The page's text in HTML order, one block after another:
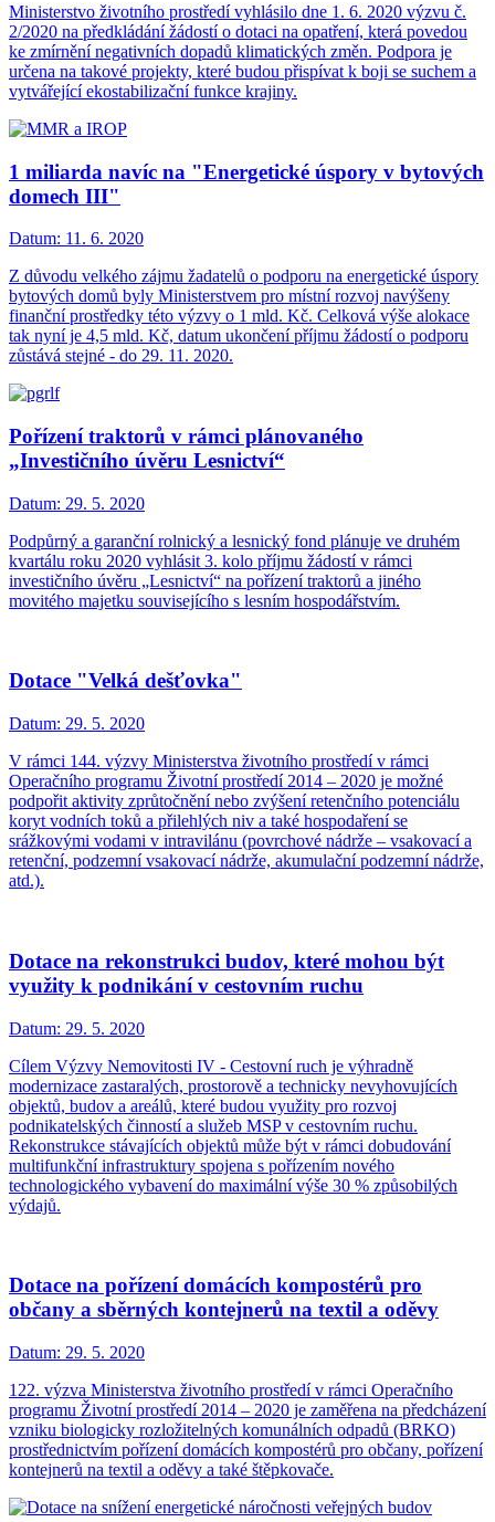
Ministerstvo životního prostředí vyhlásilo dne 1. 6. 2020 výzvu č.
2/2020 na předkládání žádostí o dotaci na opatření, která povedou
ke zmírnění negativních dopadů klimatických změn. Podpora je
určena na takové projekty, které budou přispívat k boji se suchem a
vytvářející ekostabilizační funkce krajiny.
1 miliarda navíc na "Energetické úspory v bytových
domech III"
Datum: 11. 6. 2020
Z důvodu velkého zájmu žadatelů o podporu na energetické úspory
bytových domů byly Ministerstvem pro místní rozvoj navýšeny
finanční prostředky této výzvy o 1 mld. Kč. Celková výše alokace
tak nyní je 4,5 mld. Kč, datum ukončení příjmu žádostí o podporu
zůstává stejné - do 29. 11. 2020.
Pořízení traktorů v rámci plánovaného
„Investičního úvěru Lesnictví“
Datum: 29. 5. 2020
Podpůrný a garanční rolnický a lesnický fond plánuje ve druhém
kvartálu roku 2020 vyhlásit 3. kolo příjmu žádostí v rámci
investičního úvěru „Lesnictví“ na pořízení traktorů a jiného
movitého majetku souvisejícího s lesním hospodářstvím.
Dotace "Velká dešťovka"
Datum: 29. 5. 2020
V rámci 144. výzvy Ministerstva životního prostředí v rámci
Operačního programu Životní prostředí 2014 – 2020 je možné
podpořit aktivity zprůtočnění nebo zvýšení retenčního potenciálu
koryt vodních toků a přilehlých niv a také hospodaření se
srážkovými vodami v intravilánu (povrchové nádrže – vsakovací a
retenční, podzemní vsakovací nádrže, akumulační podzemní nádrže,
atd.).
Dotace na rekonstrukci budov, které mohou být
využity k podnikání v cestovním ruchu
Datum: 29. 5. 2020
Cílem Výzvy Nemovitosti IV - Cestovní ruch je výhradně
modernizace zastaralých, prostorově a technicky nevyhovujících
objektů, budov a areálů, které budou využity pro rozvoj
podnikatelských činností a služeb MSP v cestovním ruchu.
Rekonstrukce stávajících objektů může být v rámci dobudování
multifunkční infrastruktury spojena s pořízením nového
technologického vybavení do maximální výše 30 % způsobilých
výdajů.
Dotace na pořízení domácích kompostérů pro
občany a sběrných kontejnerů na textil a oděvy
Datum: 29. 5. 2020
122. výzva Ministerstva životního prostředí v rámci Operačního
programu Životní prostředí 2014 – 2020 je zaměřena na předcházení
vzniku biologicky rozložitelných komunálních odpadů (BRKO)
prostřednictvím pořízení domácích kompostérů pro občany, pořízení
kontejnerů na textil a oděvy a také štěpkovače.